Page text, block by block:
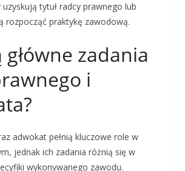
tytuł radcy prawnego lub
rozpocząć praktykę zawodową.
główne zadania
i
adwokat pełnią kluczowe role w
jednak ich zadania różnią się w
wykonywanego zawodu.